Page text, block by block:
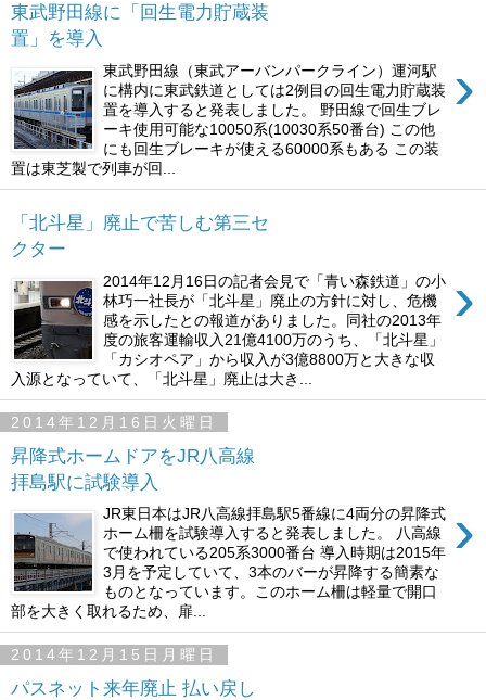
東武野田線に「回生電力貯蔵装
置」を導入
›
東武野田線（東武アーバンパークライン）運河駅
に構内に東武鉄道としては2例目の回生電力貯蔵装
置を導入すると発表しました。 野田線で回生ブレ
ーキ使用可能な10050系(10030系50番台) この他
にも回生ブレーキが使える60000系もある この装
置は東芝製で列車が回...
「北斗星」廃止で苦しむ第三セ
クター
›
2014年12月16日の記者会見で「青い森鉄道」の小
林巧一社長が「北斗星」廃止の方針に対し、危機
感を示したとの報道がありました。同社の2013年
度の旅客運輸収入21億4100万のうち、「北斗星」
「カシオペア」から収入が3億8800万と大きな収
入源となっていて、「北斗星」廃止は大き...
2014年12月16日火曜日
昇降式ホームドアをJR八高線
拝島駅に試験導入
›
JR東日本はJR八高線拝島駅5番線に4両分の昇降式
ホーム柵を試験導入すると発表しました。 八高線
で使われている205系3000番台 導入時期は2015年
3月を予定していて、3本のバーが昇降する簡素な
ものとなっています。このホーム柵は軽量で開口
部を大きく取れるため、扉...
2014年12月15日月曜日
パスネット来年廃止 払い戻し